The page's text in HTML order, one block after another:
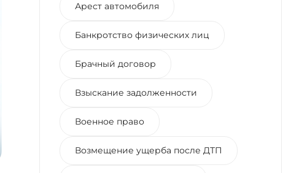
Арест автомобиля
Банкротство физических лиц
Брачный договор
Взыскание задолженности
Военное право
Возмещение ущерба после ДТП